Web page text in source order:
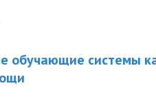
обучающие системы